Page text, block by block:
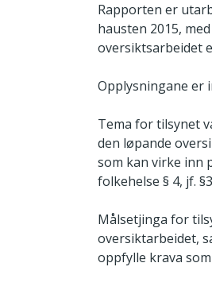
Rapporten er
hausten 2015,
oversiktsarbeidet
Opplysningane er
Tema for tilsynet
den løpande
som kan virke inn
folkehelse § 4, jf.
Målsetjinga for
oversiktarbeidet,
oppfylle krava